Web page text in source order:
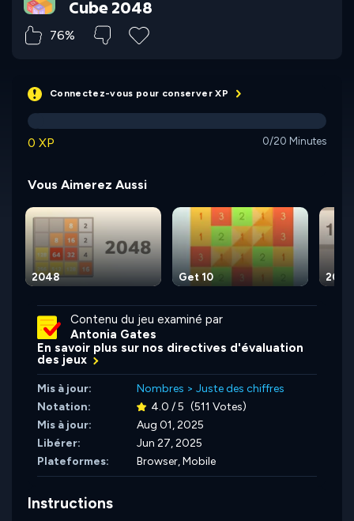
Cube 2048
76%
Connectez-vous pour conserver XP
0 XP 0/20 Minutes
Vous Aimerez Aussi
2048 Get 10
Contenu du jeu examiné par
Antonia Gates
En savoir plus sur nos directives d'évaluation
des jeux
Mis à jour: Nombres > Juste des chiffres
Notation:
4.0 / 5 (511 Votes)
Mis à jour:
Aug 01, 2025
Libérer:
Jun 27, 2025
Plateformes:
Browser, Mobile
Instructions